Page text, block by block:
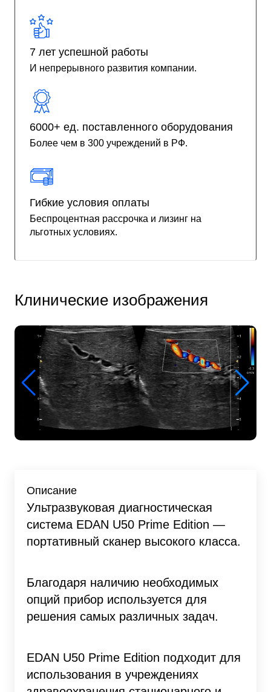
7 лет успешной работы
И непрерывного развития компании.
6000+ ед. поставленного оборудования
Более чем в 300 учреждений в РФ.
Гибкие условия оплаты
Беспроцентная рассрочка и лизинг на
льготных условиях.
Клинические изображения
Описание
Ультразвуковая диагностическая
система EDAN U50 Prime Edition —
портативный сканер высокого класса.
Благодаря наличию необходимых
опций прибор используется для
решения самых различных задач.
EDAN U50 Prime Edition подходит для
использования в учреждениях